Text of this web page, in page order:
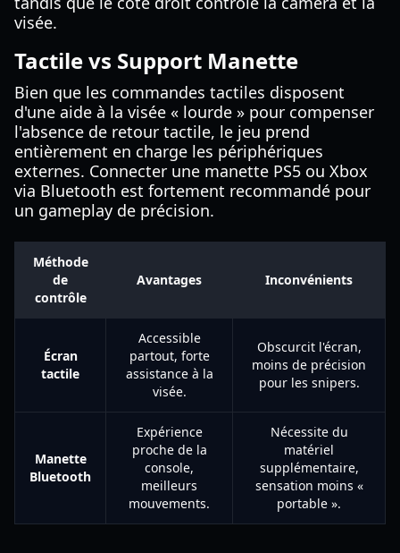
visée.
Tactile vs Support Manette
Bien que les commandes tactiles disposent
d'une aide à la visée « lourde » pour compenser
l'absence de retour tactile, le jeu prend
entièrement en charge les périphériques
externes. Connecter une manette PS5 ou Xbox
via Bluetooth est fortement recommandé pour
un gameplay de précision.
Méthode
de
contrôle
Avantages Inconvénients
Écran
tactile
Accessible
partout, forte
assistance à la
visée.
Obscurcit l'écran,
moins de précision
pour les snipers.
Manette
Bluetooth
Expérience
proche de la
console,
meilleurs
mouvements.
Nécessite du
matériel
supplémentaire,
sensation moins «
portable ».